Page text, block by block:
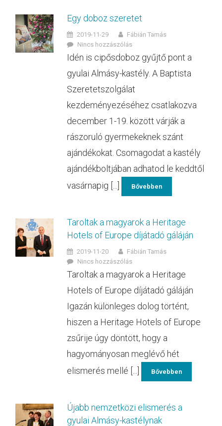
Egy doboz szeretet
2019-11-29
Fábián Tamás
Nincs hozzászólás
Idén is cipősdoboz gyűjtő pont a
gyulai Almásy-kastély. A Baptista
Szeretetszolgálat
kezdeményezéséhez csatlakozva
december 1-19. között várják a
rászoruló gyermekeknek szánt
ajándékokat. Csomagodat a kastély
ajándékboltjában adhatod le keddtől
vasárnapig [...]
Bővebben
Taroltak a magyarok a Heritage
Hotels of Europe díjátadó gáláján
2019-11-20
Fábián Tamás
Nincs hozzászólás
Taroltak a magyarok a Heritage
Hotels of Europe díjátadó gáláján
Igazán különleges dolog történt,
hiszen a Heritage Hotels of Europe
zsűrije úgy döntött, hogy a
hagyományosan meglévő hét
elismerés mellé [...]
Bővebben
Újabb nemzetközi elismerés a
gyulai Almásy-kastélynak